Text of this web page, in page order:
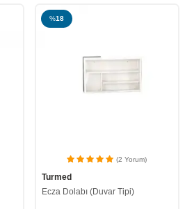
%11
(0 Yorum)
Hygiene Box 1 (Hijyen)